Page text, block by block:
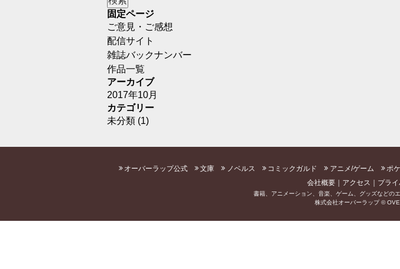
固定ページ
ご意見・ご感想
配信サイト
雑誌バックナンバー
作品一覧
アーカイブ
2017年10月
カテゴリー
未分類 (1)
オーバーラップ公式 文庫 ノベルス コミックガルド アニメ/ゲーム ポ
会社概要
アクセス プラ
書籍、アニメーション、音楽、ゲーム、グッズなどの
株式会社オーバーラップ ©